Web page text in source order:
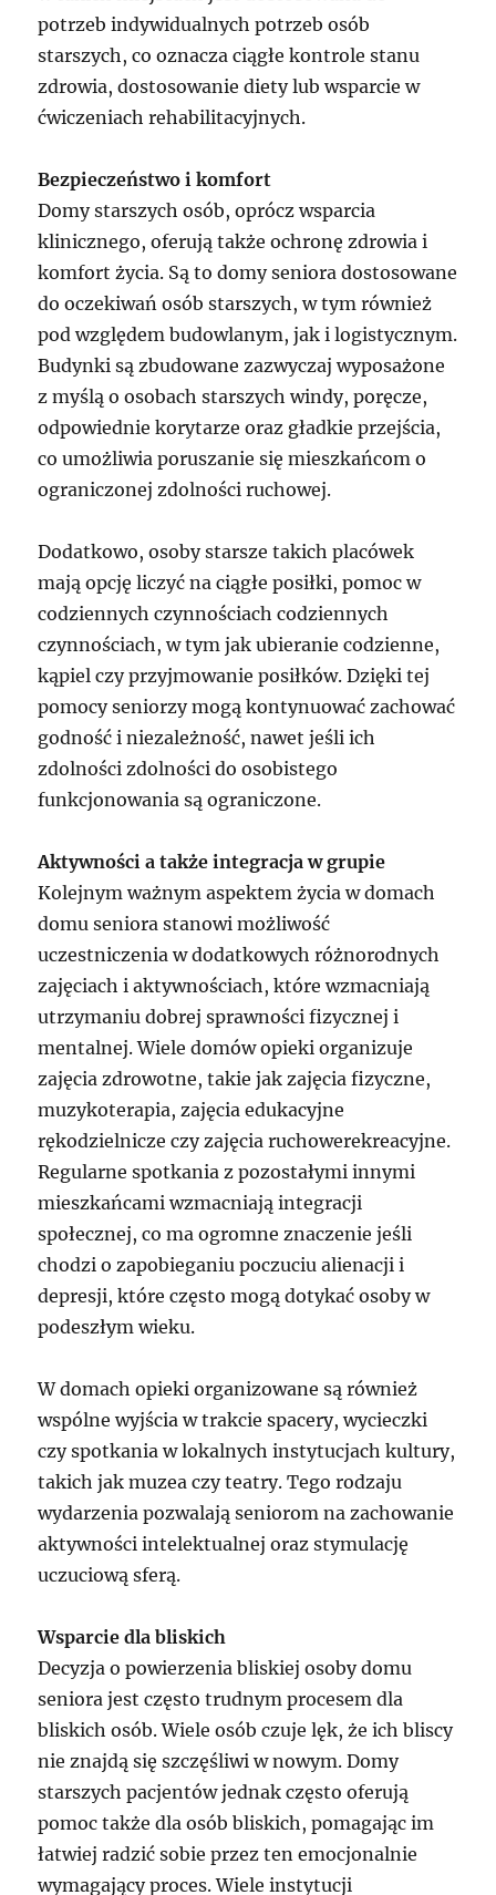
potrzeb indywidualnych potrzeb osób
starszych, co oznacza ciągłe kontrole stanu
zdrowia, dostosowanie diety lub wsparcie w
ćwiczeniach rehabilitacyjnych.
Bezpieczeństwo i komfort
Domy starszych osób, oprócz wsparcia
klinicznego, oferują także ochronę zdrowia i
komfort życia. Są to domy seniora dostosowane
do oczekiwań osób starszych, w tym również
pod względem budowlanym, jak i logistycznym.
Budynki są zbudowane zazwyczaj wyposażone
z myślą o osobach starszych windy, poręcze,
odpowiednie korytarze oraz gładkie przejścia,
co umożliwia poruszanie się mieszkańcom o
ograniczonej zdolności ruchowej.
Dodatkowo, osoby starsze takich placówek
mają opcję liczyć na ciągłe posiłki, pomoc w
codziennych czynnościach codziennych
czynnościach, w tym jak ubieranie codzienne,
kąpiel czy przyjmowanie posiłków. Dzięki tej
pomocy seniorzy mogą kontynuować zachować
godność i niezależność, nawet jeśli ich
zdolności zdolności do osobistego
funkcjonowania są ograniczone.
Aktywności a także integracja w grupie
Kolejnym ważnym aspektem życia w domach
domu seniora stanowi możliwość
uczestniczenia w dodatkowych różnorodnych
zajęciach i aktywnościach, które wzmacniają
utrzymaniu dobrej sprawności fizycznej i
mentalnej. Wiele domów opieki organizuje
zajęcia zdrowotne, takie jak zajęcia fizyczne,
muzykoterapia, zajęcia edukacyjne
rękodzielnicze czy zajęcia ruchowerekreacyjne.
Regularne spotkania z pozostałymi innymi
mieszkańcami wzmacniają integracji
społecznej, co ma ogromne znaczenie jeśli
chodzi o zapobieganiu poczuciu alienacji i
depresji, które często mogą dotykać osoby w
podeszłym wieku.
W domach opieki organizowane są również
wspólne wyjścia w trakcie spacery, wycieczki
czy spotkania w lokalnych instytucjach kultury,
takich jak muzea czy teatry. Tego rodzaju
wydarzenia pozwalają seniorom na zachowanie
aktywności intelektualnej oraz stymulację
uczuciową sferą.
Wsparcie dla bliskich
Decyzja o powierzenia bliskiej osoby domu
seniora jest często trudnym procesem dla
bliskich osób. Wiele osób czuje lęk, że ich bliscy
nie znajdą się szczęśliwi w nowym. Domy
starszych pacjentów jednak często oferują
pomoc także dla osób bliskich, pomagając im
łatwiej radzić sobie przez ten emocjonalnie
wymagający proces. Wiele instytucji